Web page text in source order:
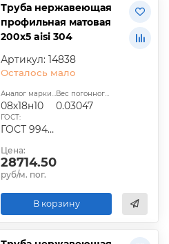
Труба нержавеющая
профильная матовая
200х5 aisi 304
Артикул: 14838
Осталось мало
Аналог марки стали:
08х18н10
Вес погонного метра, т.:
0.03047
ГОСТ:
ГОСТ 9940-81
Цена:
28714.50
руб/м. пог.
В корзину